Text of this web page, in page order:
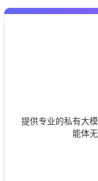
提供专业的私有大
能体